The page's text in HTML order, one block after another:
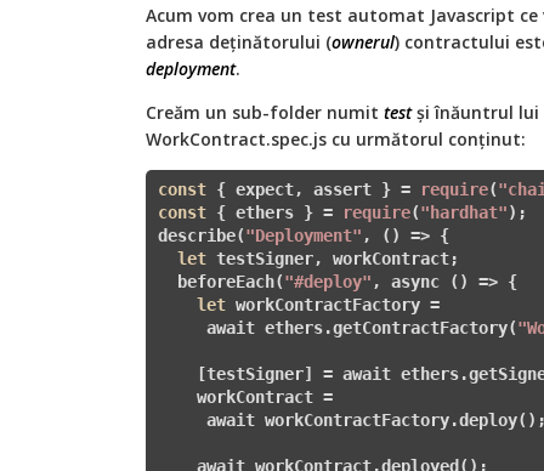
Acum vom crea un test automat Javascript
adresa deținătorului (ownerul) contractului
deployment.
Creăm un sub-folder numit testși înăuntrul lui
WorkContract.spec.js cu următorul conținut:
const { expect, assert } = require(
const { ethers } = require("hardhat");
describe("Deployment" , () => {
let testSigner, workContract;
  beforeEach(
"#deploy" , async () => {
let workContractFactory =
     await ethers.getContractFactory(
[testSigner] = await
    workContract =
await
    await workContract.deployed();